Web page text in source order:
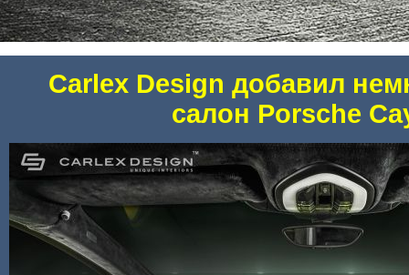
Carlex Design добавил
салон Porsche